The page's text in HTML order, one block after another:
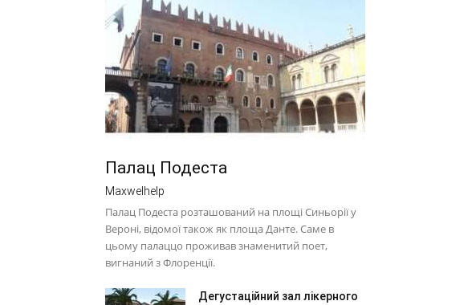
Палац Подеста
Maxwelhelp
Палац Подеста розташований на площі Синьорії у
Вероні, відомої також як площа Данте. Саме в
цьому палаццо проживав знаменитий поет,
вигнаний з Флоренції.
Дегустаційний зал лікерного